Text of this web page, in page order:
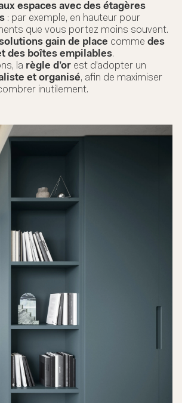
espaces avec des étagères
: par exemple, en hauteur pour
que vous portez moins souvent.
gain de place comme des
des boîtes empilables.
la règle d’or est d’adopter un
et organisé, afin de maximiser
inutilement.